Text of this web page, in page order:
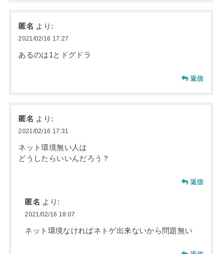
匿名 より:
2021/02/16 17:27
あるのは1とドグドラ
返信
匿名 より:
2021/02/16 17:31
ネット環境無い人は
どうしたらいいんだろう？
返信
匿名 より:
2021/02/16 18:07
ネット環境なければネトゲ出来ないから問題無い